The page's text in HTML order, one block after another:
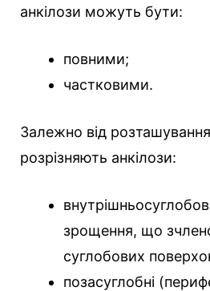
анкілози можуть бути:
повними;
частковими.
Залежно від
розрізняють анкілози:
зрощення, що
суглобових
позасуглобні